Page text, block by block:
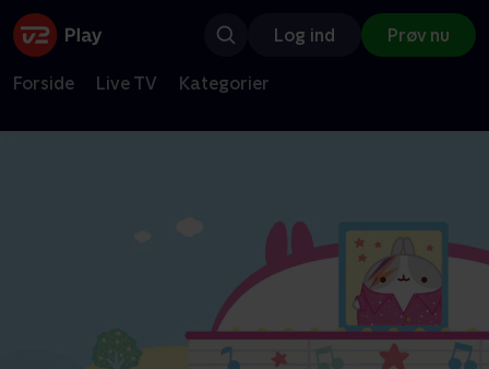
Log ind Prøv nu
Forside Live TV Kategorier